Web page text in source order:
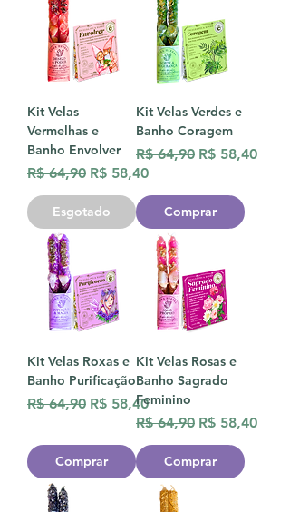
Kit Velas
Vermelhas e
Banho Envolver
Preço normal
R$ 64,90 Preço promocional
R$ 58,40
Esgotado
Kit Velas Verdes e
Banho Coragem
Preço normal
R$ 64,90 Preço
R$ 58,40
Comprar
Kit Velas Roxas e
Banho Purificação
Preço normal
R$ 64,90 Preço promocional
R$ 58,40
Comprar
Kit Velas Rosas e
Banho Sagrado
Feminino
Preço normal
R$ 64,90 Preço
R$ 58,40
Comprar